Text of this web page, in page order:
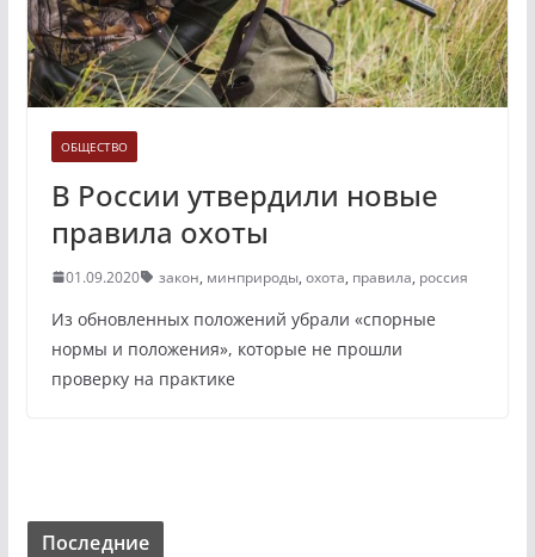
ОБЩЕСТВО
В России утвердили новые
правила охоты
01.09.2020 закон, минприроды, охота, правила, россия
Из обновленных положений убрали «спорные
нормы и положения», которые не прошли
проверку на практике
Последние